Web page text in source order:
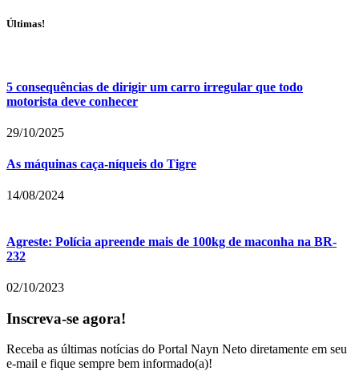
Últimas!
5 consequências de dirigir um carro irregular que todo
motorista deve conhecer
29/10/2025
As máquinas caça-níqueis do Tigre
14/08/2024
Agreste: Polícia apreende mais de 100kg de maconha na BR-
232
02/10/2023
Inscreva-se agora!
Receba as últimas notícias do Portal Nayn Neto diretamente em seu
e-mail e fique sempre bem informado(a)!